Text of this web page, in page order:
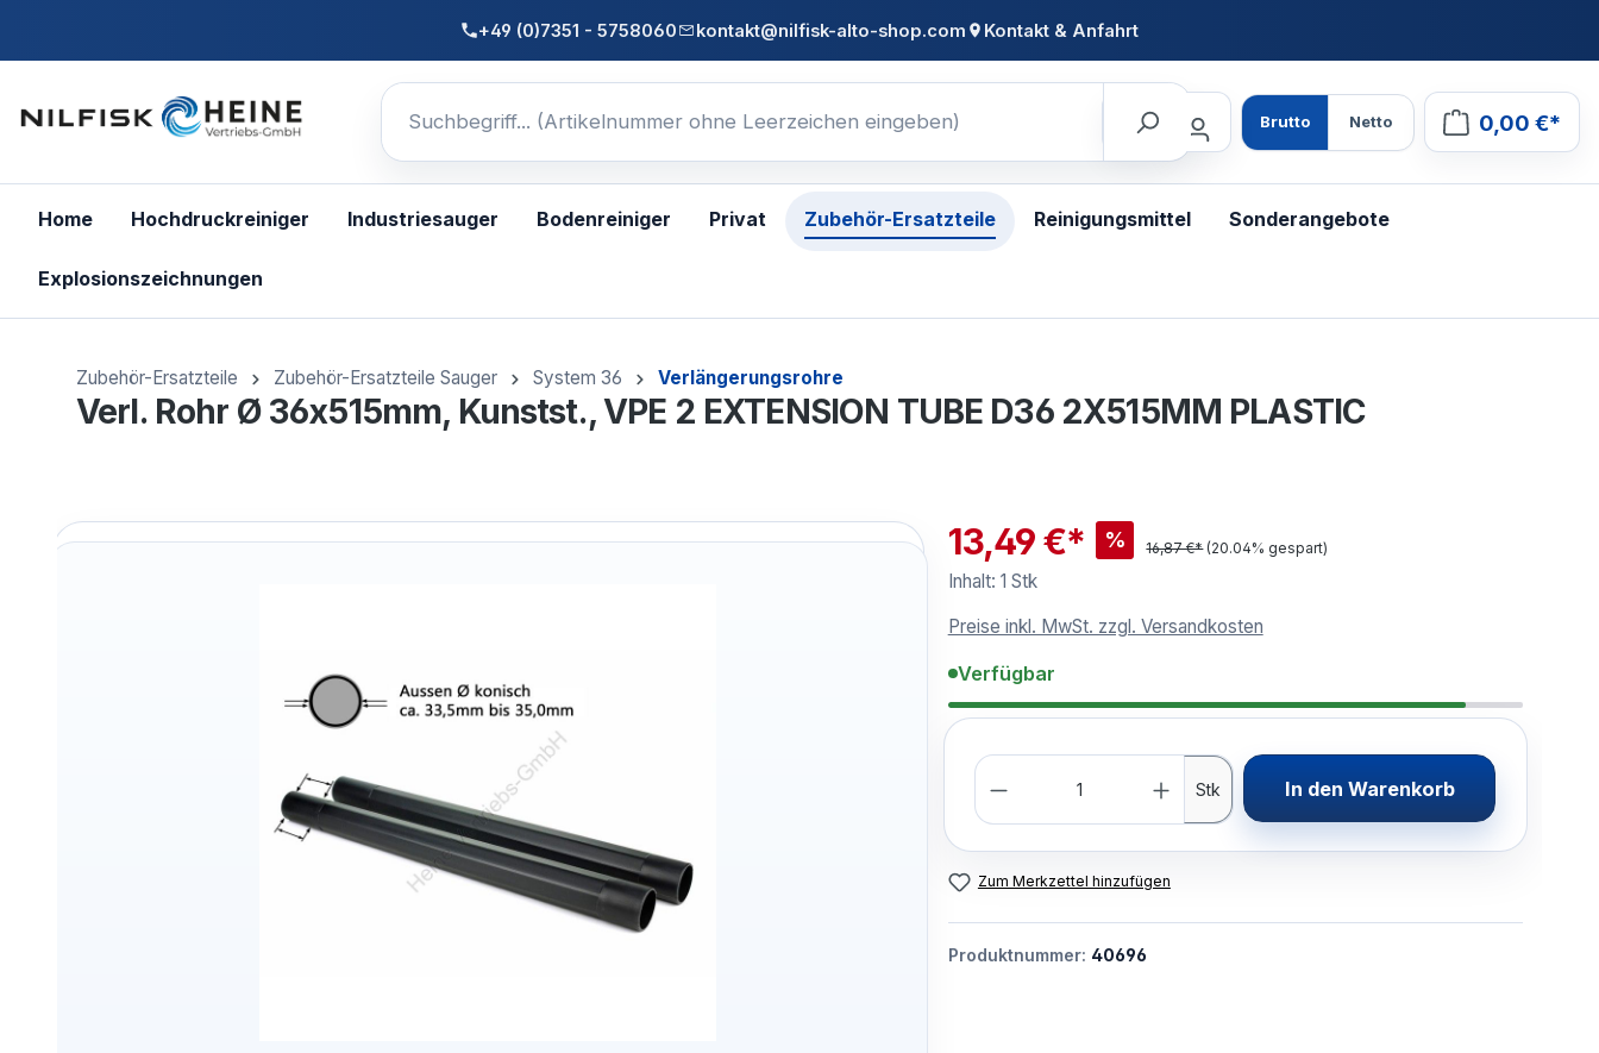
+49 (0)7351 - 5758060 kontakt@nilfisk-alto-shop.com Kontakt & Anfahrt
Brutto Netto 0,00 €*
Home Hochdruckreiniger Industriesauger Bodenreiniger Privat Zubehör-Ersatzteile Reinigungsmittel Sonderangebote
Explosionszeichnungen
Zubehör-Ersatzteile Zubehör-Ersatzteile Sauger System 36 Verlängerungsrohre
Verl. Rohr Ø 36x515mm, Kunstst., VPE 2 EXTENSION TUBE D36 2X515MM PLASTIC
13,49 €* % 16,87 €* (20.04% gespart)
Inhalt: 1 Stk
Preise inkl. MwSt. zzgl. Versandkosten
Verfügbar
Anzahl
Stk
In den Warenkorb
Zum Merkzettel hinzufügen
Produktnummer: 40696